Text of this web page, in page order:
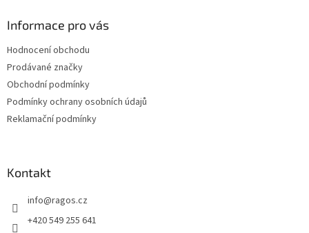
Informace pro vás
Hodnocení obchodu
Prodávané značky
Obchodní podmínky
Podmínky ochrany osobních údajů
Reklamační podmínky
Kontakt
info@ragos.cz
+420 549 255 641